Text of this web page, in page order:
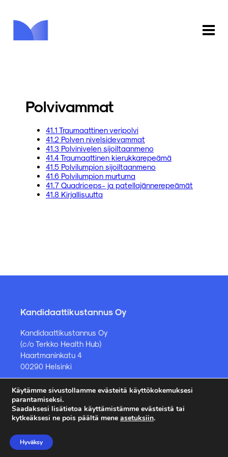
PALAUTE
Polvivammat
41.1 Traumaattinen veripolvi
41.2 Polven nivelsidevammat
41.3 Polvinivelen sijoiltaanmeno
41.4 Traumaattinen kierukkarepeämä
41.5 Polvilumpion sijoiltaanmeno
41.6 Polvilumpion murtuma
41.7 Quadriceps- ja patellajännerepeämät
41.8 Kirjallisuutta
Kandidaattikustannus Oy
Kandidaattikustannus Oy
(c/o Terkko Health Hub)
Haartmaninkatu 4
00290 Helsinki
Kirjakauppa ja muut asiat
kauppa@kandidaattikustannus.fi
Käytämme sivustollamme evästeitä käyttökokemuksesi
parantamiseksi.
Saadaksesi lisätietoa käyttämistämme evästeistä tai
kytkeäksesi ne pois päältä mene asetuksiin.
Hyväksy